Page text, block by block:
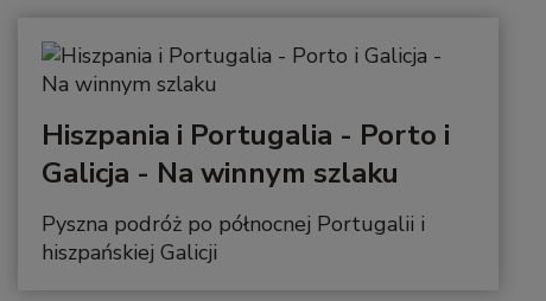
Hiszpania i Portugalia - Porto i
Galicja - Na winnym szlaku
Pyszna podróż po północnej Portugalii i
hiszpańskiej Galicji